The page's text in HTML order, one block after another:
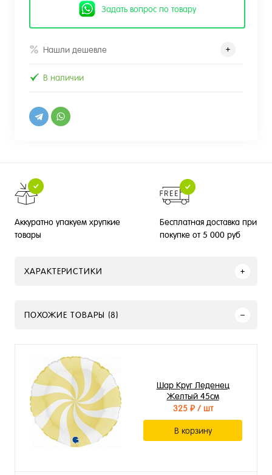
Задать вопрос по товару
Нашли дешевле
В наличии
Аккуратно упакуем хрупкие
товары
Бесплатная доставка при
покупке от 5 000 руб
ХАРАКТЕРИСТИКИ
ПОХОЖИЕ ТОВАРЫ (8)
Шар Круг Леденец
Желтый 45см
325 ₽/ шт
В корзину